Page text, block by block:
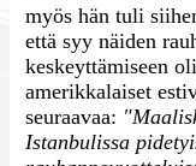
myös hän tuli
että syy näiden
keskeyttämiseen
amerikkalaiset
seuraavaa:
Istanbulissa